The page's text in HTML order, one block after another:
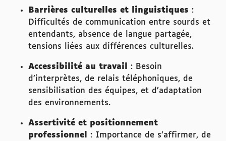
Barrières culturelles et linguistiques :
Difficultés de communication entre sourds et
entendants, absence de langue partagée,
tensions liées aux différences culturelles.
Accessibilité au travail
: Besoin
d’interprètes, de relais téléphoniques, de
sensibilisation des équipes, et d’adaptation
des environnements.
Assertivité et positionnement
professionnel
: Importance de s’affirmer, de